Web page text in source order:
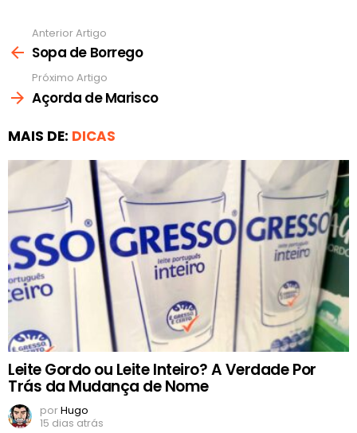
mais
Anterior Artigo
Sopa de Borrego
Próximo Artigo
Açorda de Marisco
MAIS DE: DICAS
Leite Gordo ou Leite Inteiro? A Verdade Por
Trás da Mudança de Nome
porHugo
15 dias atrás